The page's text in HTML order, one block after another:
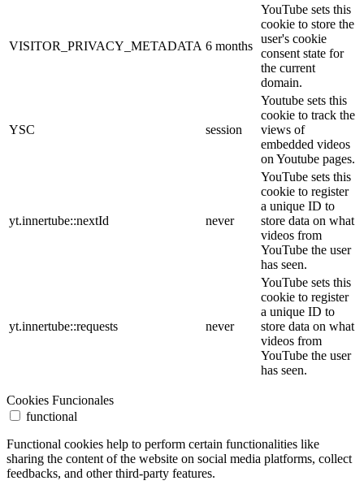
VISITOR_PRIVACY_METADATA 6 months
YouTube sets this
cookie to store the
user's cookie
consent state for
the current
domain.
YSC session
Youtube sets this
cookie to track the
views of
embedded videos
on Youtube pages.
yt.innertube::nextId never
YouTube sets this
cookie to register
a unique ID to
store data on what
videos from
YouTube the user
has seen.
yt.innertube::requests never
YouTube sets this
cookie to register
a unique ID to
store data on what
videos from
YouTube the user
has seen.
Cookies Funcionales
functional
Functional cookies help to perform certain functionalities like
sharing the content of the website on social media platforms, collect
feedbacks, and other third-party features.